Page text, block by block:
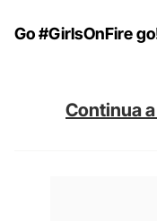
Go #GirlsOnFire
Continua